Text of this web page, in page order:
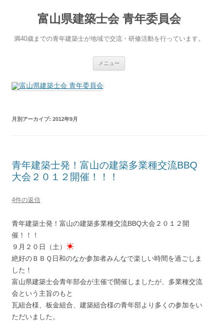
へ
ス
富山県建築士会 青年委員会
満40歳までの青年建築士が地域で交流・研修活動を行っています。
メニュー
月別アーカイブ: 2012年9月
青年建築士発！富山の建築多業種交流BBQ
大会２０１２開催！！！
4件の返信
青年建築士発！富山の建築多業種交流BBQ大会２０１２開
催！！！
９月２０日（土）
絶好のＢＢＱ日和のなか参加者みんなで楽しい時間を過ごしま
した！
富山県建築士会青年部会が主催で開催しましたが、多業種交流
会という主旨のもと
瓦組合様、板金組合、建築組合様の青年部より多くの参加をい
ただいました。